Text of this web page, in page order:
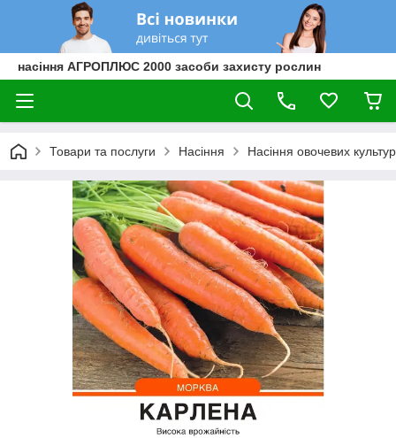
насіння АГРОПЛЮС 2000 засоби захисту рослин
Товари та послуги Насіння Насіння овочевих культур